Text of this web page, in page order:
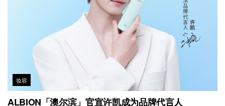
妆容
ALBION「澳尔滨」官宣许凯成为品牌代言人